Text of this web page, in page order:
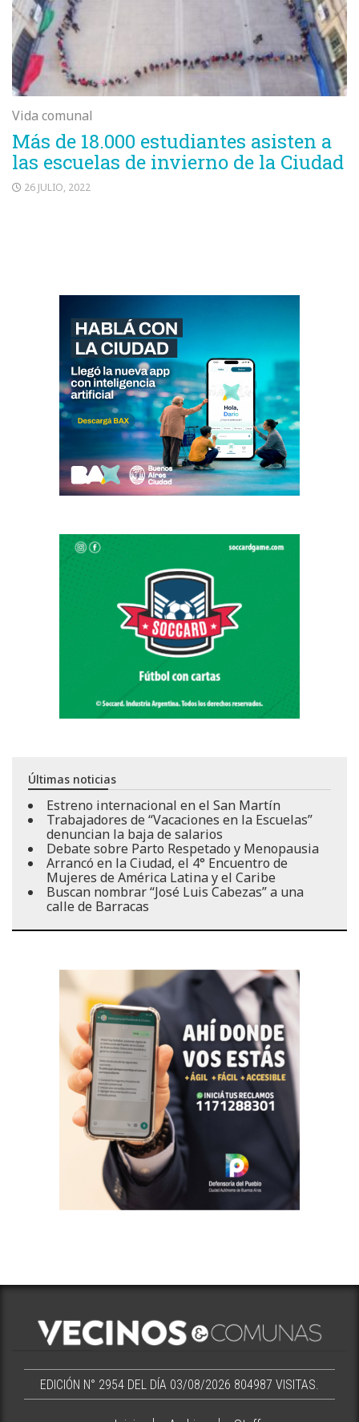
Vida comunal
Más de 18.000 estudiantes asisten a
las escuelas de invierno de la Ciudad
26 JULIO, 2022
Últimas noticias
Estreno internacional en el San Martín
Trabajadores de “Vacaciones en la Escuelas”
denuncian la baja de salarios
Debate sobre Parto Respetado y Menopausia
Arrancó en la Ciudad, el 4° Encuentro de
Mujeres de América Latina y el Caribe
Buscan nombrar “José Luis Cabezas” a una
calle de Barracas
EDICIÓN N° 2954 DEL DÍA 03/08/2026 804987 VISITAS.